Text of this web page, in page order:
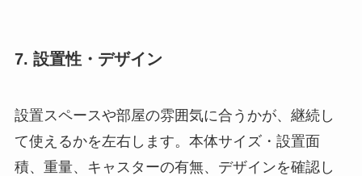
7. 設置性・デザイン
設置スペースや部屋の雰囲気に合うかが、継続し
て使えるかを左右します。本体サイズ・設置面
積、重量、キャスターの有無、デザインを確認し